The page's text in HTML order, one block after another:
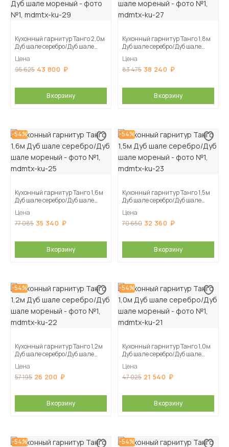
Кухонный гарнитур Танго 2,0м
Дуб шале серебро/Дуб шале
Цена
95 625 43 800
В корзину
Кухонный гарнитур Танго 1,8м
Дуб шале серебро/Дуб шале
Цена
83 475 38 240
В корзину
-54%
Кухонный гарнитур Танго 1,6м
Дуб шале серебро/Дуб шале
Цена
77 085 35 340
В корзину
-54%
Кухонный гарнитур Танго 1,5м
Дуб шале серебро/Дуб шале
Цена
70 650 32 360
В корзину
-54%
Кухонный гарнитур Танго 1,2м
Дуб шале серебро/Дуб шале
Цена
57 195 26 200
В корзину
-54%
Кухонный гарнитур Танго 1,0м
Дуб шале серебро/Дуб шале
Цена
47 025 21 540
В корзину
-54% -54%